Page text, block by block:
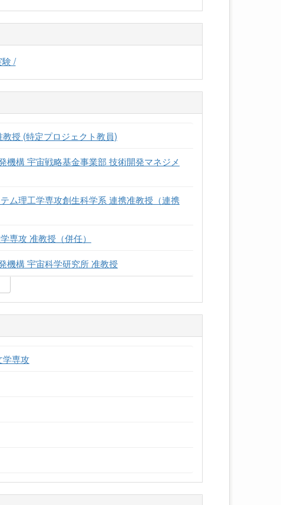
/
授 (特定プロジェクト教員)
機構 宇宙戦略基金事業部 技術開発マネジメ
ム理工学専攻創生科学系 連携准教授（連携
専攻 准教授（併任）
機構 宇宙科学研究所 准教授
学専攻